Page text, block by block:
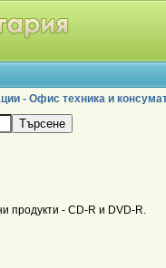
- Офис техника и
продукти - CD-R и DVD-R.